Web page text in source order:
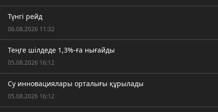
Түнгі рейд
06.08.2026 11:32
Теңге шілдеде 1,3%-ға нығайды
05.08.2026 16:12
Су инновациялары орталығы құрылады
05.08.2026 16:12